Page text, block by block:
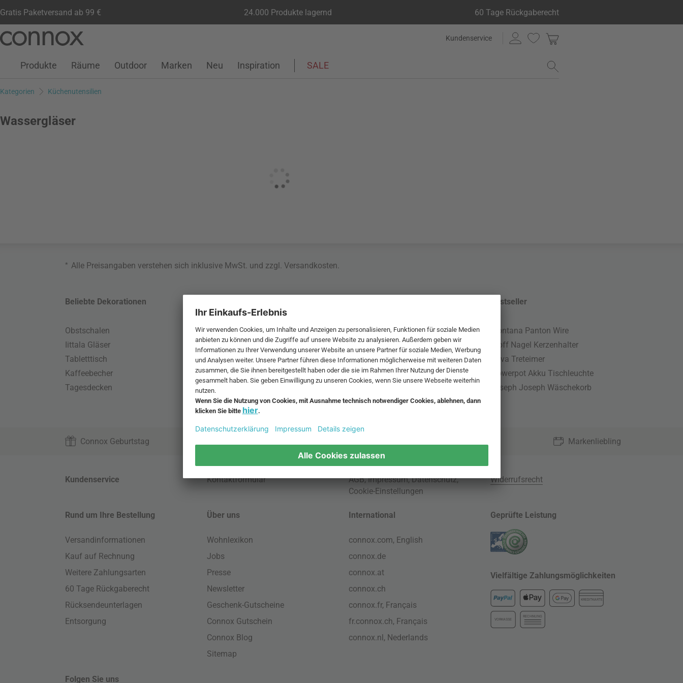
Gratis Paketversand ab 99 € 24.000 Produkte lagernd 60 Tage Rückgaberecht
Seiteninhalt
Suchfeld
Kundenservice
Kundenkonto
Wunschliste
Warenkorb
Produkte Räume Outdoor Marken Neu Inspiration SALE
Kategorien Küchenutensilien
Wassergläser
* Alle Preisangaben verstehen sich inklusive MwSt. und zzgl.Versandkosten.
Beliebte Dekorationen
Obstschalen
Iittala Gläser
Tabletttisch
Kaffeebecher
Tagesdecken
Skandinavische Möbel
Gartenmöbel
Büromöbel
Schlafsofa
Wandregale
HAY Stuhl
Pendellampe für Außen
Muuto Lampen
Kabellose Tischleuchten
Dänische Lampen
Bestseller
Montana Panton Wire
Stoff Nagel Kerzenhalter
Nova Treteimer
Flowerpot Akku Tischleuchte
Joseph Joseph Wäschekorb
Connox Geburtstag Markenliebling
Kundenservice Kontaktformular AGB,Impressum,Datenschutz,
Cookie-Einstellungen
Widerrufsrecht
Rund um Ihre Bestellung
Versandinformationen
Kauf auf Rechnung
Weitere Zahlungsarten
60 Tage Rückgaberecht
Rücksendeunterlagen
Entsorgung
Über uns
Wohnlexikon
Jobs
Presse
Newsletter
Geschenk-Gutscheine
Connox Gutschein
Connox Blog
Sitemap
International
connox.com, English
connox.de
connox.at
connox.ch
connox.fr, Français
fr.connox.ch, Français
connox.nl, Nederlands
Geprüfte Leistung
Vielfältige Zahlungsmöglichkeiten
KREDITKARTE
VORKASSE
RECHNUNG
Folgen Sie uns